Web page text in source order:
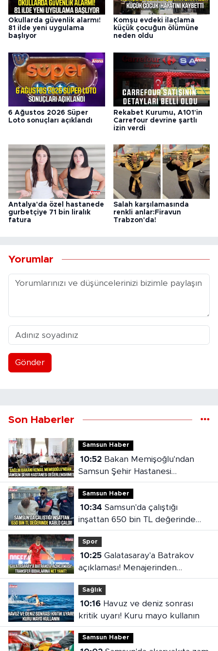
Okullarda güvenlik alarmı!
81 ilde yeni uygulama
başlıyor
Komşu evdeki ilaçlama
küçük çocuğun ölümüne
neden oldu
6 Ağustos 2026 Süper
Loto sonuçları açıklandı
Rekabet Kurumu, A101'in
Carrefour devrine şartlı
izin verdi
Antalya'da özel hastanede
gurbetçiye 71 bin liralık
fatura
Salah karşılamasında
renkli anlar:Firavun
Trabzon'da!
Yorumlar
Gönder
Son Haberler
Samsun Haber
10:52Bakan Memişoğlu'ndan
Samsun Şehir Hastanesi
değerlendirmesi
Samsun Haber
10:34
inşattan 650 bin TL değerinde
kablo çaldı!
Spor
10:25Galatasaray'a Batrakov
açıklaması! Menajerinden
transfer iddialarına net yanıt
Sağlık
10:16Havuz ve deniz sonrası
kritik uyarı! Kuru mayo kullanın
Samsun Haber